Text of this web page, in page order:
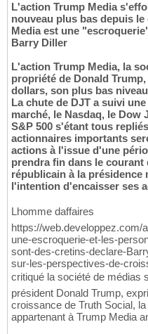
L'action Trump Media
nouveau plus bas depuis
Media est une
Barry Diller
L'action Trump Media, la
propriété de Donald
dollars, son plus bas
La chute de DJT a suivi
marché, le Nasdaq, le Dow
S&P 500 s'étant tous
actionnaires importants
actions à l'issue d'une
prendra fin dans le
républicain à la
l'intention d'encaisser ses
Lhomme daffaires
https://web.developpez.com/
une-escroquerie-et-les-
sont-des-cretins-declare-
sur-les-perspectives-de-
critiqué la société de médias
président Donald Trump,
croissance de Truth Social,
appartenant à Trump Media